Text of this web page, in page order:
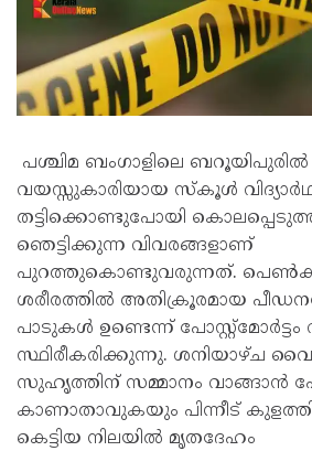
പശ്ചിമ ബംഗാളിലെ ബറൂയിപുരിൽ
വയസ്സുകാരിയായ സ്കൂൾ
തട്ടിക്കൊണ്ടുപോയി
ഞെട്ടിക്കുന്ന വിവരങ്ങളാണ്
പുറത്തുകൊണ്ടുവരുന്നത്.
ശരീരത്തിൽ അതിക്രൂരമായ
പാടുകൾ ഉണ്ടെന്ന് പോസ്റ്റ്‌മോർട്ടം
സ്ഥിരീകരിക്കുന്നു. ശനിയാഴ്ച
സുഹൃത്തിന് സമ്മാനം വാങ്ങാൻ
കാണാതാവുകയും പിന്നീട്
കെട്ടിയ നിലയിൽ മൃതദേഹം